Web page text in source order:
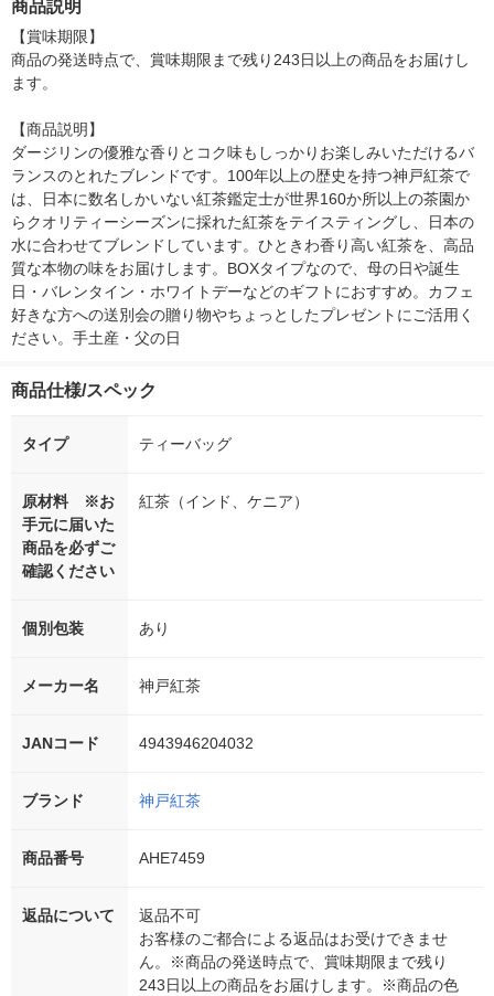
シ） オリジナル
商品説明
【賞味期限】
商品の発送時点で、賞味期限まで残り243日以上の商品をお届けし
ます。
【商品説明】
ダージリンの優雅な香りとコク味もしっかりお楽しみいただけるバ
ランスのとれたブレンドです。100年以上の歴史を持つ神戸紅茶で
は、日本に数名しかいない紅茶鑑定士が世界160か所以上の茶園か
らクオリティーシーズンに採れた紅茶をテイスティングし、日本の
水に合わせてブレンドしています。ひときわ香り高い紅茶を、高品
質な本物の味をお届けします。BOXタイプなので、母の日や誕生
日・バレンタイン・ホワイトデーなどのギフトにおすすめ。カフェ
好きな方への送別会の贈り物やちょっとしたプレゼントにご活用く
ださい。手土産・父の日
商品仕様/スペック
タイプ ティーバッグ
原材料 ※お
手元に届いた
商品を必ずご
確認ください
紅茶（インド、ケニア）
個別包装 あり
メーカー名 神戸紅茶
JANコード 4943946204032
ブランド 神戸紅茶
商品番号 AHE7459
返品について
返品不可
お客様のご都合による返品はお受けできませ
ん。※商品の発送時点で、賞味期限まで残り
243日以上の商品をお届けします。※商品の色